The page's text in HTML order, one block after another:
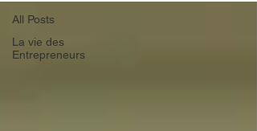
All Posts
La vie des
Entrepreneurs